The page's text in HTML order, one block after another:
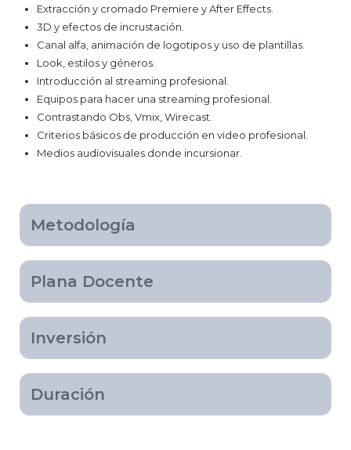
Extracción y cromado Premiere y After Effects.
3D y efectos de incrustación.
Canal alfa, animación de logotipos y uso de plantillas.
Look, estilos y géneros.
Introducción al streaming profesional.
Equipos para hacer una streaming profesional.
Contrastando Obs, Vmix, Wirecast.
Criterios básicos de producción en video profesional.
Medios audiovisuales donde incursionar.
Metodología
Plana Docente
Inversión
Duración